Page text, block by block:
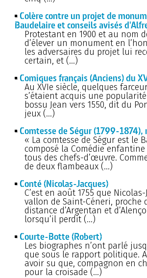
Colère contre un projet de
Baudelaire et conseils avisés
Protestant en 1900 et au nom
d’élever un monument en
les adversaires du projet lui
certain, et (…)
Comiques français (Anciens) du
Au XVIe siècle, quelques
s’étaient acquis une
bossu Jean vers 1550, dit du
jeux (…)
Comtesse de Ségur (1799-1874),
« La comtesse de Ségur est le
composé la Comédie
tous des chefs-d’œuvre.
de deux flambeaux (…)
Conté (Nicolas-Jacques)
C’est en août 1755 que
vallon de Saint-Céneri, proche
distance d’Argentan et
lorsqu’il perdit (…)
Courte-Botte (Robert)
Les biographes n’ont parlé
que sous le rapport politique.
avoir su que, compagnon en
pour la croisade (…)